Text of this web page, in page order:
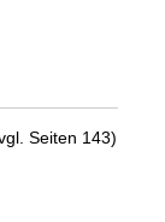
Seiten 143)